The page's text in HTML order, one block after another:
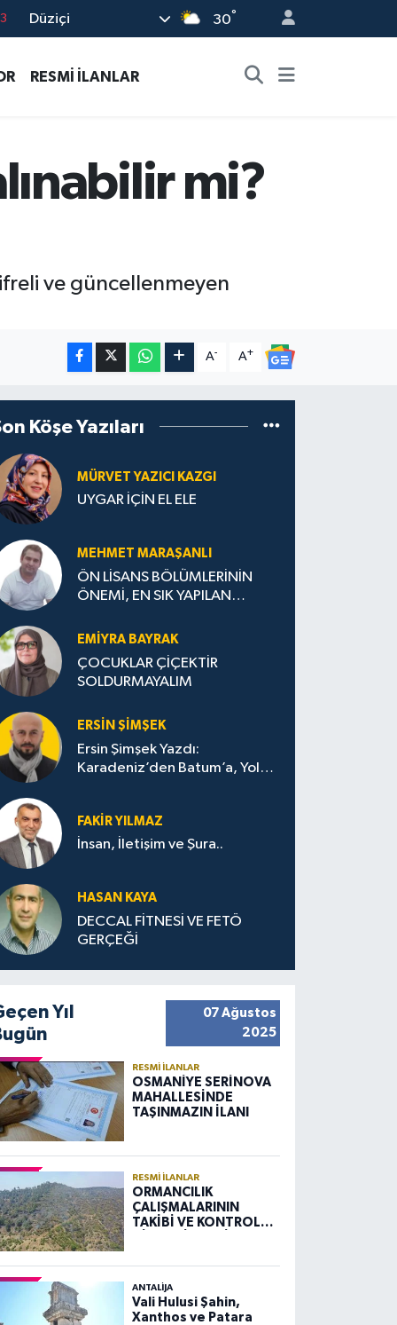
Düziçi 30°
RESMİ İLANLAR
mi?
ve güncellenmeyen
A- A+
Köşe Yazıları
MÜRVET YAZICI KAZGI
UYGAR İÇİN EL ELE
MEHMET MARAŞANLI
ÖN LİSANS BÖLÜMLERİNİN
ÖNEMİ, EN SIK YAPILAN
STRATEJİLERİ
EMIYRA BAYRAK
ÇOCUKLAR ÇİÇEKTİR
SOLDURMAYALIM
ERSIN ŞIMŞEK
Ersin Şimşek Yazdı:
Karadeniz’den Batum’a, Yolun
FAKIR YILMAZ
İnsan, İletişim ve Şura..
HASAN KAYA
DECCAL FİTNESİ VE FETÖ
GERÇEĞİ
Yıl
07 Ağustos
2025
RESMI İLANLAR
OSMANİYE SERİNOVA
MAHALLESİNDE
TAŞINMAZIN İLANI
RESMI İLANLAR
ORMANCILIK
ÇALIŞMALARININ
TAKİBİ VE KONTROLÜ
ANTALIJA
Vali Hulusi Şahin,
Xanthos ve Patara